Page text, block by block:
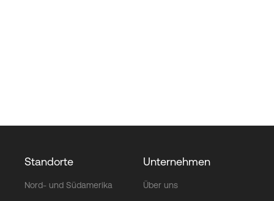
Standorte
Nord- und Südamerika
Unternehmen
Über uns